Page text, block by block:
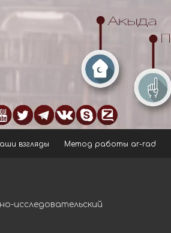
взгляды Метод работы ar-rad
исследовательский